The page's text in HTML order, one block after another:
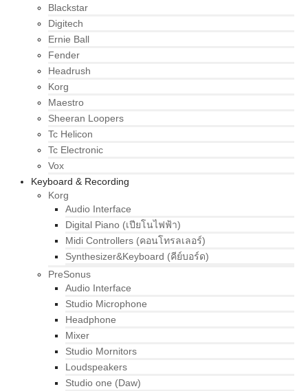
Blackstar
Digitech
Ernie Ball
Fender
Headrush
Korg
Maestro
Sheeran Loopers
Tc Helicon
Tc Electronic
Vox
Keyboard & Recording
Korg
Audio Interface
Digital Piano (เปียโนไฟฟ้า)
Midi Controllers (คอนโทรลเลอร์)
Synthesizer&Keyboard (คีย์บอร์ด)
PreSonus
Audio Interface
Studio Microphone
Headphone
Mixer
Studio Mornitors
Loudspeakers
Studio one (Daw)